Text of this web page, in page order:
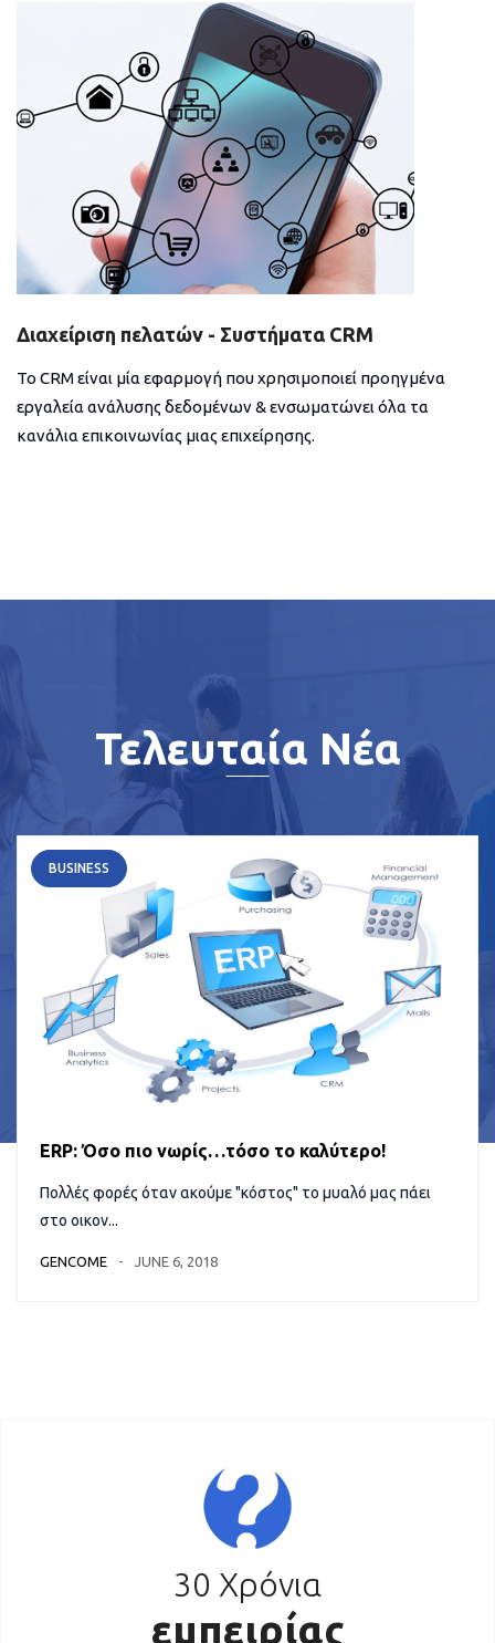
Διαχείριση πελατών - Συστήματα CRM
Το CRM είναι μία εφαρμογή που χρησιμοποιεί προηγμένα
εργαλεία ανάλυσης δεδομένων & ενσωματώνει όλα τα
κανάλια επικοινωνίας μιας επιχείρησης.
Τελευταία Νέα
BUSINESS
ERP: Όσο πιο νωρίς…τόσο το καλύτερο!
Πολλές φορές όταν ακούμε "κόστος" το μυαλό μας πάει
στο οικον...
GENCOME JUNE 6, 2018
30 Χρόνια
εμπειρίας